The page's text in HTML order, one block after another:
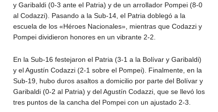
y Garibaldi (0-3 ante el Patria) y de un arrollador Pompei (8-0
al Codazzi). Pasando a la Sub-14, el Patria doblegó a la
escuela de los «Héroes Nacionales», mientras que Codazzi y
Pompei dividieron honores en un vibrante 2-2.
En la Sub-16 festejaron el Patria (3-1 a la Bolívar y Garibaldi)
y el Agustín Codazzi (2-1 sobre el Pompei). Finalmente, en la
Sub-19, hubo duros asaltos a domicilio por parte del Bolívar y
Garibaldi (0-2 al Patria) y del Agustín Codazzi, que se llevó los
tres puntos de la cancha del Pompei con un ajustado 2-3.